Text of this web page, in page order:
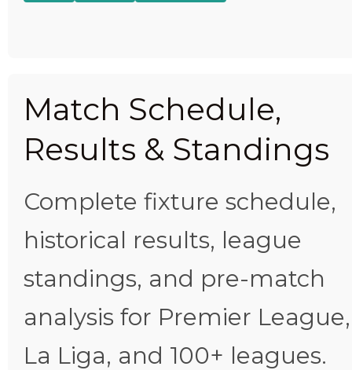
Match Schedule,
Results & Standings
Complete fixture schedule,
historical results, league
standings, and pre-match
analysis for Premier League,
La Liga, and 100+ leagues.